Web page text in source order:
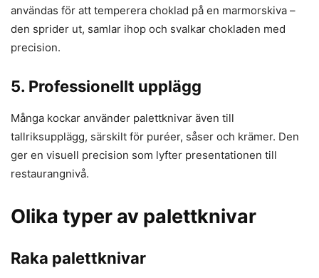
användas för att temperera choklad på en marmorskiva –
den sprider ut, samlar ihop och svalkar chokladen med
precision.
5. Professionellt upplägg
Många kockar använder palettknivar även till
tallriksupplägg, särskilt för puréer, såser och krämer. Den
ger en visuell precision som lyfter presentationen till
restaurangnivå.
Olika typer av palettknivar
Raka palettknivar